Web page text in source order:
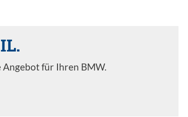
Angebot für Ihren BMW.